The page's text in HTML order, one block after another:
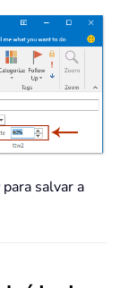
para salvar a